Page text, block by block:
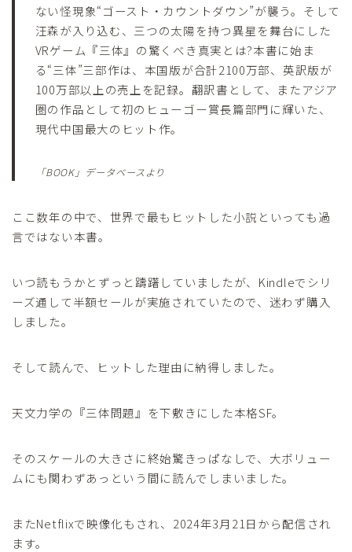
ない怪現象“ゴースト・カウントダウン”が襲う。そして
汪森が入り込む、三つの太陽を持つ異星を舞台にした
VRゲーム『三体』の驚くべき真実とは?本書に始ま
る“三体”三部作は、本国版が合計2100万部、英訳版が
100万部以上の売上を記録。翻訳書として、またアジア
圏の作品として初のヒューゴー賞長篇部門に輝いた、
現代中国最大のヒット作。
「BOOK」データベースより
ここ数年の中で、世界で最もヒットした小説といっても過
言ではない本書。
いつ読もうかとずっと躊躇していましたが、Kindleでシリ
ーズ通して半額セールが実施されていたので、迷わず購入
しました。
そして読んで、ヒットした理由に納得しました。
天文力学の『三体問題』を下敷きにした本格SF。
そのスケールの大きさに終始驚きっぱなしで、大ボリュー
ムにも関わずあっという間に読んでしまいました。
またNetflixで映像化もされ、2024年3月21日から配信され
ます。